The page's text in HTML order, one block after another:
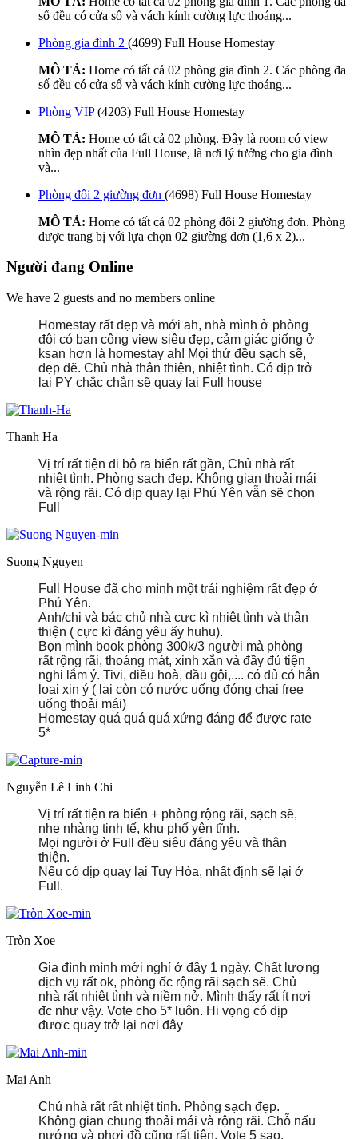
số đều có cửa sổ và vách kính cường lực thoáng...
Phòng gia đình 2 (4699) Full House Homestay
MÔ TẢ: Home có tất cả 02 phòng gia đình 2. Các phòng đa
số đều có cửa sổ và vách kính cường lực thoáng...
Phòng VIP(4203) Full House Homestay
MÔ TẢ: Home có tất cả 02 phòng. Đây là room có view
nhìn đẹp nhất của Full House, là nơi lý tưởng cho gia đình
và...
Phòng đôi 2 giường đơn (4698) Full House Homestay
MÔ TẢ: Home có tất cả 02 phòng đôi 2 giường đơn. Phòng
được trang bị với lựa chọn 02 giường đơn (1,6 x 2)...
Người đang Online
We have 2 guests and no members online
Homestay rất đẹp và mới ah, nhà mình ở phòng
đôi có ban công view siêu đẹp, cảm giác giống ở
ksan hơn là homestay ah! Mọi thứ đều sạch sẽ,
đẹp đẽ. Chủ nhà thân thiện, nhiệt tình. Có dịp trở
lại PY chắc chắn sẽ quay lại Full house
Thanh Ha
Vị trí rất tiện đi bộ ra biển rất gần, Chủ nhà rất
nhiệt tình. Phòng sạch đẹp. Không gian thoải mái
và rộng rãi. Có dịp quay lại Phú Yên vẫn sẽ chọn
Full
Suong Nguyen
Full House đã cho mình một trải nghiệm rất đẹp ở
Phú Yên.
Anh/chị và bác chủ nhà cực kì nhiệt tình và thân
thiện ( cực kì đáng yêu ấy huhu).
Bọn mình book phòng 300k/3 người mà phòng
rất rộng rãi, thoáng mát, xinh xắn và đầy đủ tiện
nghi lắm ý. Tivi, điều hoà, dầu gội,.... có đủ có hẳn
loại xịn ý ( lại còn có nước uống đóng chai free
uống thoải mái)
Homestay quá quá quá xứng đáng để được rate
5*
fvA");">
❤️
fvA");">
Nguyễn Lê Linh Chi
Vị trí rất tiện ra biển + phòng rộng rãi, sạch sẽ,
nhẹ nhàng tinh tế, khu phố yên tĩnh.
Mọi người ở Full đều siêu đáng yêu và thân
thiện.
Nếu có dịp quay lại Tuy Hòa, nhất định sẽ lại ở
Full.
Tròn Xoe
Gia đình mình mới nghỉ ở đây 1 ngày. Chất lượng
dịch vụ rất ok, phòng ốc rộng rãi sạch sẽ. Chủ
nhà rất nhiệt tình và niềm nở. Mình thấy rất ít nơi
đc như vậy. Vote cho 5* luôn. Hi vọng có dịp
được quay trở lại nơi đây
Mai Anh
Chủ nhà rất rất nhiệt tình. Phòng sạch đẹp.
Không gian chung thoải mái và rộng rãi. Chỗ nấu
nướng và phơi đồ cũng rất tiện. Vote 5 sao.